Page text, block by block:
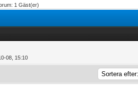
1 Gäst(er)
08, 15:10
0 out of 5 in Average